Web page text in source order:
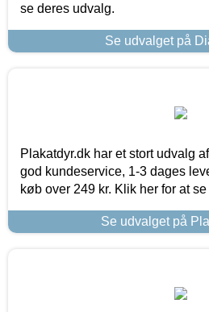
se deres udvalg.
Se udvalget på
Plakatdyr.dk har et stort udvalg
god kundeservice, 1-3 dages
køb over 249 kr. Klik her for at
Se udvalget på